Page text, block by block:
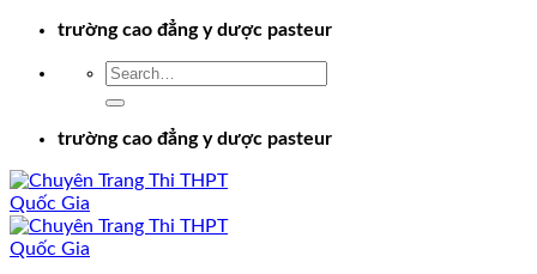
Chuyểntrường cao đẳng y dược pasteur
trường cao đẳng y dược pasteur